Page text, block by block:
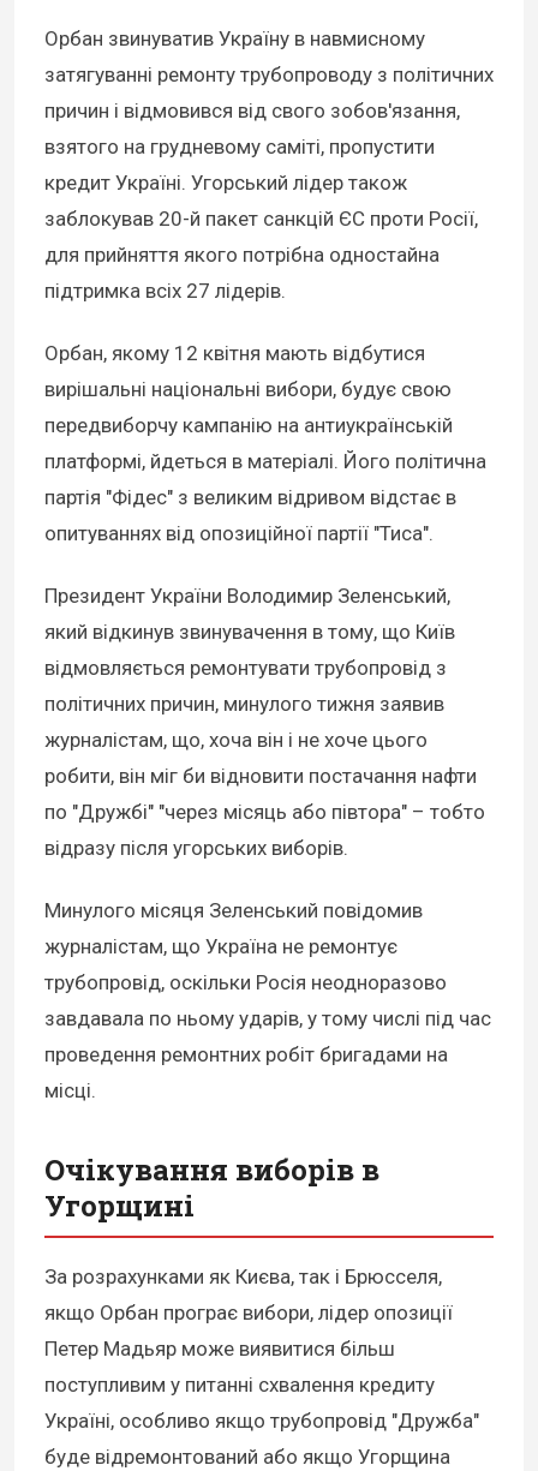
Орбан звинуватив Україну в навмисному
затягуванні ремонту трубопроводу з політичних
причин і відмовився від свого зобов'язання,
взятого на грудневому саміті, пропустити
кредит Україні. Угорський лідер також
заблокував 20-й пакет санкцій ЄС проти Росії,
для прийняття якого потрібна одностайна
підтримка всіх 27 лідерів.
Орбан, якому 12 квітня мають відбутися
вирішальні національні вибори, будує свою
передвиборчу кампанію на антиукраїнській
платформі, йдеться в матеріалі. Його політична
партія "Фідес" з великим відривом відстає в
опитуваннях від опозиційної партії "Тиса".
Президент України Володимир Зеленський,
який відкинув звинувачення в тому, що Київ
відмовляється ремонтувати трубопровід з
політичних причин, минулого тижня заявив
журналістам, що, хоча він і не хоче цього
робити, він міг би відновити постачання нафти
по "Дружбі" "через місяць або півтора" – тобто
відразу після угорських виборів.
Минулого місяця Зеленський повідомив
журналістам, що Україна не ремонтує
трубопровід, оскільки Росія неодноразово
завдавала по ньому ударів, у тому числі під час
проведення ремонтних робіт бригадами на
місці.
Очікування виборів в
Угорщині
За розрахунками як Києва, так і Брюсселя,
якщо Орбан програє вибори, лідер опозиції
Петер Мадьяр може виявитися більш
поступливим у питанні схвалення кредиту
Україні, особливо якщо трубопровід "Дружба"
буде відремонтований або якщо Угорщина